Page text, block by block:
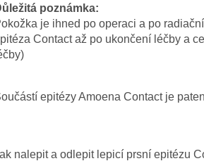
poznámka:
je ihned po operaci a po
Contact až po ukončení léčby a
epitézy Amoena Contact je
nalepit a odlepit lepicí prsní epitézu